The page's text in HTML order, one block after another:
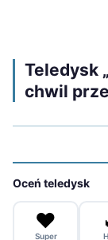
Teledysk
chwil
Oceń teledysk
❤️
Super